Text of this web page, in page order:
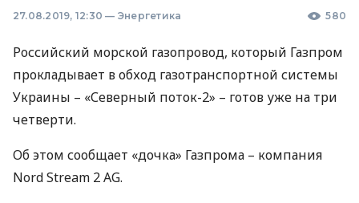
27.08.2019, 12:30 — Энергетика 580
Российский морской газопровод, который Газпром
прокладывает в обход газотранспортной системы
Украины – «Северный поток-2» – готов уже на три
четверти.
Об этом сообщает «дочка» Газпрома – компания
Nord Stream 2 AG.